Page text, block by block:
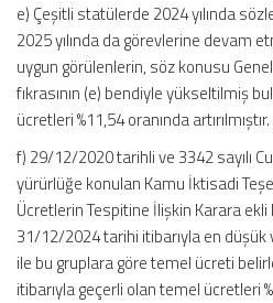
e) Çeşitli statülerde 2024 yılında
2025 yılında da görevlerine devam
uygun görülenlerin, söz konusu
fıkrasının (e) bendiyle yükseltilmiş
ücretleri %11,54 oranında artırılmıştır.
f) 29/12/2020 tarihli ve 3342 sayılı
yürürlüğe konulan Kamu İktisadi
Ücretlerin Tespitine İlişkin Karara
31/12/2024 tarihi itibarıyla en
ile bu gruplara göre temel ücreti
itibarıyla geçerli olan temel ücretleri %